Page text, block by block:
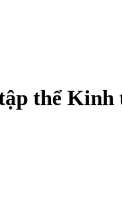
thể Kinh